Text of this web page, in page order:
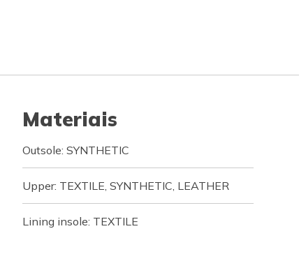
Materiais
Outsole: SYNTHETIC
Upper: TEXTILE, SYNTHETIC, LEATHER
Lining insole: TEXTILE